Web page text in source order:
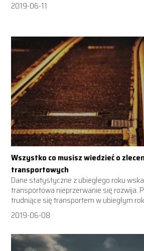
2019-06-11
Wszystko co musisz wiedzieć o
transportowych
Dane statystyczne z ubiegłego roku
transportowa nieprzerwanie się rozwija.
trudniące się transportem w ubiegłym
2019-06-08